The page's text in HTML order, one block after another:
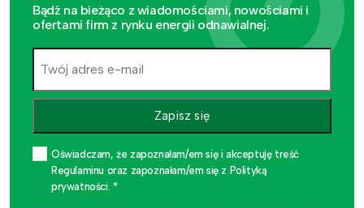
Bądź na bieżąco z wiadomościami, nowościami i
ofertami firm z rynku energii odnawialnej.
Zapisz się
Oświadczam, że zapoznałam/em się i akceptuję treść
Regulaminu oraz zapoznałam/em się z Polityką
prywatności. *